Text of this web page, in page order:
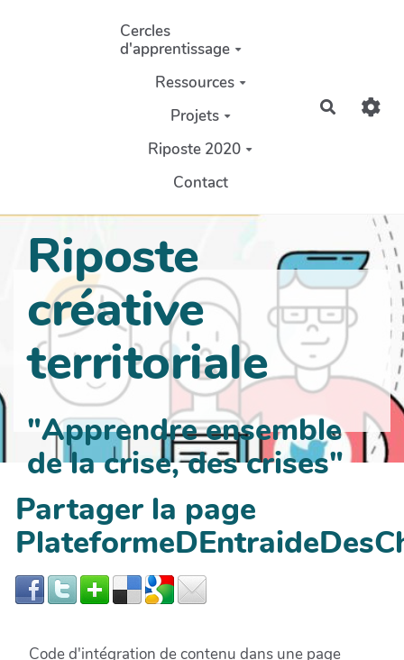
Aller au contenu principal
Cercles
d'apprentissage
Ressources
Projets
Riposte 2020
Contact
Riposte
créative
territoriale
"Apprendre ensemble
de la crise, des crises"
Partager la page
Code d'intégration de contenu dans une page